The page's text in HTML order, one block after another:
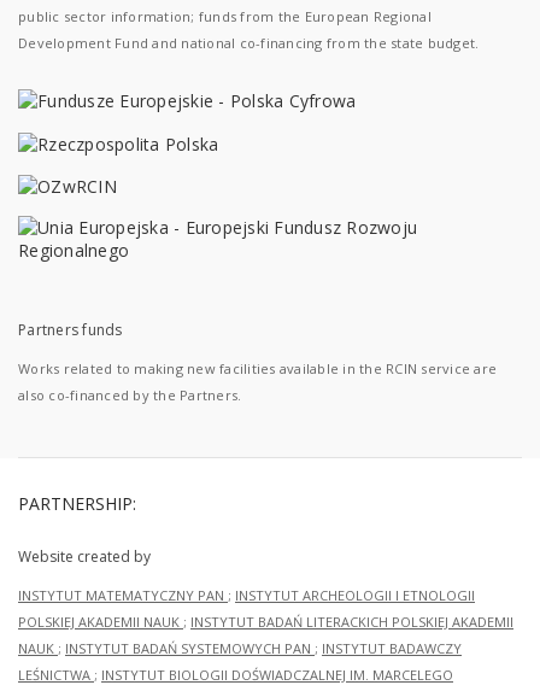
public sector information; funds from the European Regional
Development Fund and national co-financing from the state budget.
Partners funds
Works related to making new facilities available in the RCIN service are
also co-financed by the Partners.
PARTNERSHIP:
Website created by
INSTYTUT MATEMATYCZNY PAN ; INSTYTUT ARCHEOLOGII I ETNOLOGII
POLSKIEJ AKADEMII NAUK ; INSTYTUT BADAŃ LITERACKICH POLSKIEJ AKADEMII
NAUK ; INSTYTUT BADAŃ SYSTEMOWYCH PAN ; INSTYTUT BADAWCZY
LEŚNICTWA ; INSTYTUT BIOLOGII DOŚWIADCZALNEJ IM. MARCELEGO